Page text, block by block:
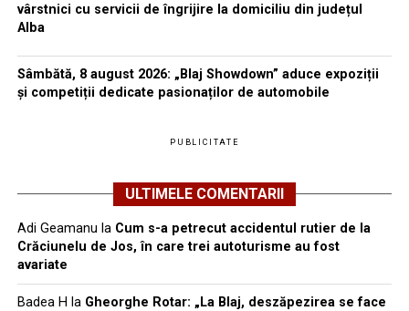
vârstnici cu servicii de îngrijire la domiciliu din județul
Alba
Sâmbătă, 8 august 2026: „Blaj Showdown” aduce expoziții
și competiții dedicate pasionaților de automobile
PUBLICITATE
ULTIMELE COMENTARII
Adi Geamanu la Cum s-a petrecut accidentul rutier de la
Crăciunelu de Jos, în care trei autoturisme au fost
avariate
Badea H la Gheorghe Rotar: „La Blaj, deszăpezirea se face